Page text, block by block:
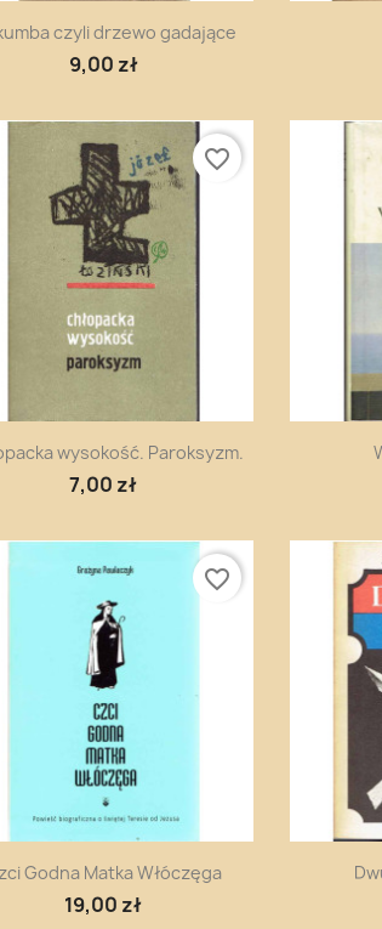
Szybki podgląd
czyli drzewo gadające
9,00 zł
Szybki podgląd
wysokość. Paroksyzm.
7,00 zł
favorite_border

Szybki podgląd
Godna Matka Włóczęga
19,00 zł
favorite_border
